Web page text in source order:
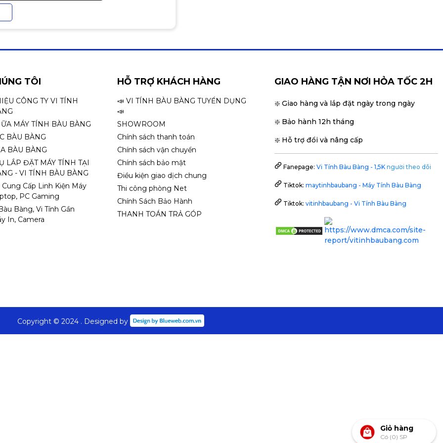
HP 216A (năng suất 1.050 trang)
lam HP 216A (năng suất 1.050 trang)
HP 216A (năng suất 850 trang)
tươi LaserJet (năng suất 850 trang)
sàng), 0,7 W (ngủ)
x H): 420 x 380 x 292,6 mm
420 x 435 x 295 mm
TÔI
CÔNG TY VI TÍNH
MÁY TÍNH BÀU BÀNG
BÀU BÀNG
BÀU BÀNG
LẮP ĐẶT MÁY TÍNH TẠI
- VI TÍNH BÀU BÀNG
Cấp Linh Kiện Máy
PC Gaming
Bàng, Vi Tính Gần
In, Camera
HỖ TRỢ KHÁCH HÀNG
📣 VI TÍNH BÀU BÀNG TUYỂN DỤNG
📣
SHOWROOM
Chính sách thanh toán
Chính sách vận chuyển
Chính sách bảo mật
Điều kiện giao dịch chung
Thi công phòng Net
Chính Sách Bảo Hành
THANH TOÁN TRẢ GÓP
GIAO HÀNG TẬN NƠI HỎA TỐC 2H
❇️ Giao hàng và lắp đặt ngày trong ngày
❇️ Bảo hành 12h tháng
❇️ Hỗ trợ đổi và nâng cấp
Fanepage: Vi Tính Bàu Bàng - 1,5K người theo dõi
Tiktok: maytinhbaubang - Máy Tính Bàu Bàng
Tiktok: vitinhbaubang - Vi Tính Bàu Bàng
Copyright © 2024 . Designed by
Giỏ hàng
Có (0) SP